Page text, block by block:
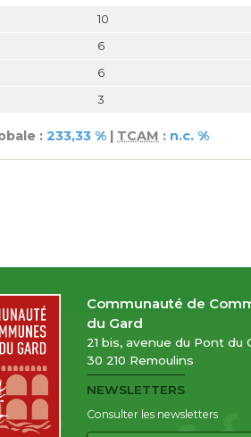
10
6
6
3
: 233,33 % | TCAM : n.c. %
Communauté de
du Gard
21 bis, avenue du Pont du
30 210 Remoulins
NEWSLETTERS
Consulter les newsletters